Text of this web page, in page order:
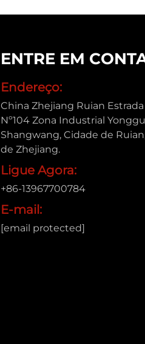
ENTRE EM
Endereço:
China Zhejiang Ruian Estrada
Nº104 Zona Industrial
Shangwang, Cidade de
de Zhejiang.
Ligue Agora:
+86-13967700784
E-mail:
[email protected]